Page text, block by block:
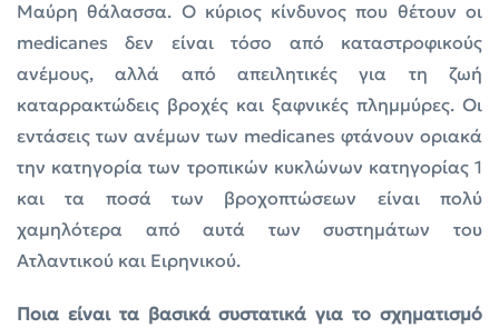
Μαύρη θάλασσα. Ο κύριος κίνδυνος που θέτουν οι
medicanes δεν είναι τόσο από καταστροφικούς
ανέμους, αλλά από απειλητικές για τη ζωή
καταρρακτώδεις βροχές και ξαφνικές πλημμύρες. Οι
εντάσεις των ανέμων των medicanes φτάνουν οριακά
την κατηγορία των τροπικών κυκλώνων κατηγορίας 1
και τα ποσά των βροχοπτώσεων είναι πολύ
χαμηλότερα από αυτά των συστημάτων του
Ατλαντικού και Ειρηνικού.
Ποια είναι τα βασικά συστατικά για το σχηματισμό